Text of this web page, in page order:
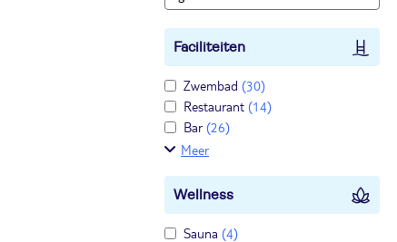
Faciliteiten
Zwembad (30)
Restaurant (14)
Bar(26)
Meer
Wellness
Sauna (4)